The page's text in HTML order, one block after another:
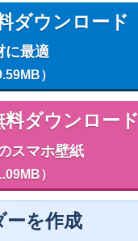
ダウンロード
に最適
）
ダウンロード
スマホ壁紙
）
を作成